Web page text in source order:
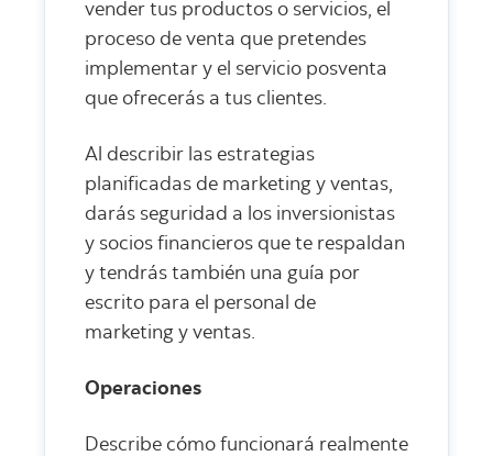
vender tus productos o servicios, el
proceso de venta que pretendes
implementar y el servicio posventa
que ofrecerás a tus clientes.
Al describir las estrategias
planificadas de marketing y ventas,
darás seguridad a los inversionistas
y socios financieros que te respaldan
y tendrás también una guía por
escrito para el personal de
marketing y ventas.
Operaciones
Describe cómo funcionará realmente